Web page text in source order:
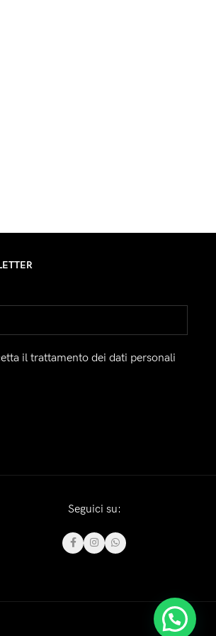
il trattamento dei dati personali
Seguici su: